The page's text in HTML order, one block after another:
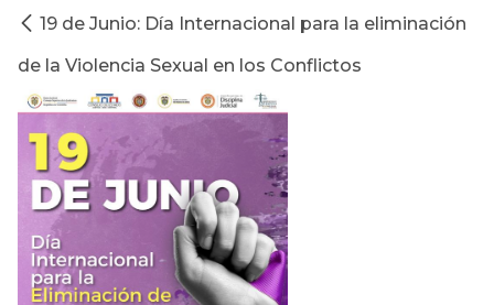
19 de Junio: Día Internacional para la eliminación
de la Violencia Sexual en los Conflictos